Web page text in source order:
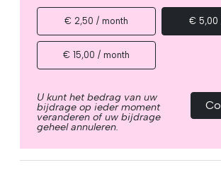
€ 2,50 / month € 5,00
€ 15,00 / month
U kunt het bedrag van uw
bijdrage op ieder moment
veranderen of uw bijdrage
geheel annuleren.